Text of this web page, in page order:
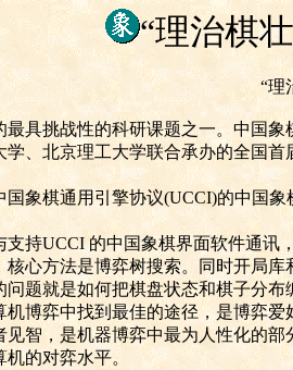
“理治棋
“理
挑战性的科研课题之一。中国象
、北京理工大学联合承办的全国
象棋通用引擎协议(UCCI)的中国象
支持UCCI的中国象棋界面软件通讯
心方法是博弈树搜索。同时开局库
就是如何把棋盘状态和棋子分布
博弈中找到最佳的途径，是博弈
智，是机器博弈中最为人性化的
的对弈水平。